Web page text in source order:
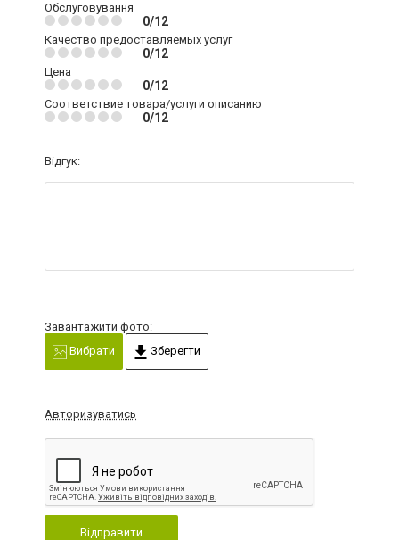
Обслуговування
0/12
Качество предоставляемых услуг
0/12
Цена
0/12
Соответствие товара/услуги описанию
0/12
Відгук:
Завантажити фото:
Вибрати
Зберегти
Авторизуватись
Відправити